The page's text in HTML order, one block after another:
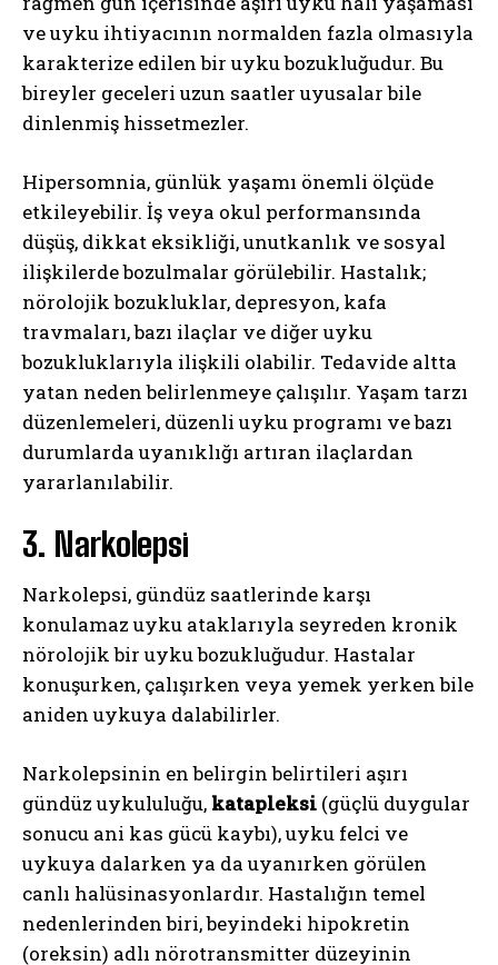
ve uyku ihtiyacının normalden fazla olmasıyla
karakterize edilen bir uyku bozukluğudur. Bu
bireyler geceleri uzun saatler uyusalar bile
dinlenmiş hissetmezler.
Hipersomnia, günlük yaşamı önemli ölçüde
etkileyebilir. İş veya okul performansında
düşüş, dikkat eksikliği, unutkanlık ve sosyal
ilişkilerde bozulmalar görülebilir. Hastalık;
nörolojik bozukluklar, depresyon, kafa
travmaları, bazı ilaçlar ve diğer uyku
bozukluklarıyla ilişkili olabilir. Tedavide altta
yatan neden belirlenmeye çalışılır. Yaşam tarzı
düzenlemeleri, düzenli uyku programı ve bazı
durumlarda uyanıklığı artıran ilaçlardan
yararlanılabilir.
3. Narkolepsi
Narkolepsi, gündüz saatlerinde karşı
konulamaz uyku ataklarıyla seyreden kronik
nörolojik bir uyku bozukluğudur. Hastalar
konuşurken, çalışırken veya yemek yerken bile
aniden uykuya dalabilirler.
Narkolepsinin en belirgin belirtileri aşırı
gündüz uykululuğu, katapleksi (güçlü duygular
sonucu ani kas gücü kaybı), uyku felci ve
uykuya dalarken ya da uyanırken görülen
canlı halüsinasyonlardır. Hastalığın temel
nedenlerinden biri, beyindeki hipokretin
(oreksin) adlı nörotransmitter düzeyinin